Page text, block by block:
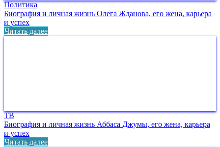
Политика
Биография и личная жизнь Олега Жданова, его жена, карьера
и успех
Читать далее
ТВ
Биография и личная жизнь Аббаса Джумы, его жена, карьера
и успех
Читать далее